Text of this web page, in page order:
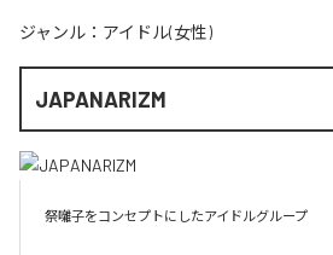
ジャンル： アイドル(女性)
JAPANARIZM
祭囃子をコンセプトにしたアイドルグループ